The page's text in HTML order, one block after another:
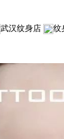
武汉纹身店 纹